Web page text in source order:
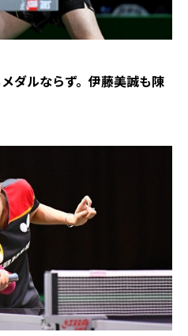
ダルならず。伊藤美誠も陳